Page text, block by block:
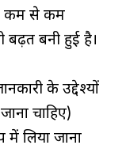
कम से कम
बढ़त बनी हुई है।
के उद्देश्यों
चाहिए)
में लिया जाना